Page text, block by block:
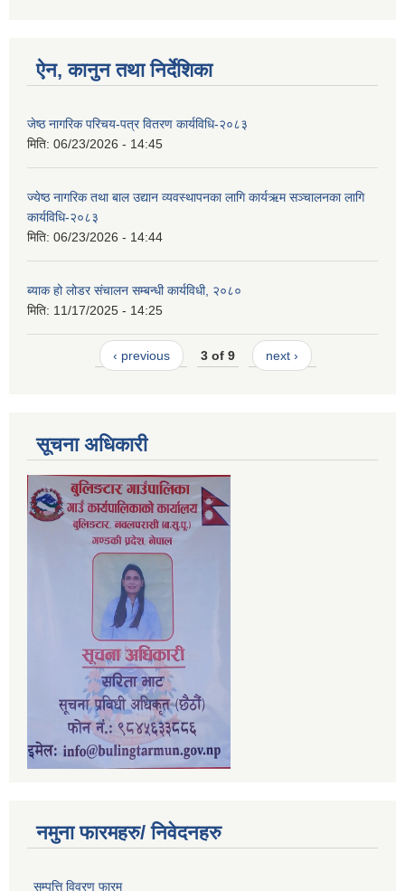
ऐन, कानुन तथा निर्देशिका
जेष्ठ नागरिक परिचय-पत्र वितरण कार्यविधि-२०८३
मिति: 06/23/2026 - 14:45
ज्येष्ठ नागरिक तथा बाल उद्यान व्यवस्थापनका लागि कार्यऋम सञ्चालनका लागि
कार्यविधि-२०८३
मिति: 06/23/2026 - 14:44
ब्याक हो लोडर संचालन सम्बन्धी कार्यविधी, २०८०
मिति: 11/17/2025 - 14:25
‹ previous 3 of 9 next ›
सूचना अधिकारी
नमुना फारमहरु/ निवेदनहरु
सम्पत्ति विवरण फारम